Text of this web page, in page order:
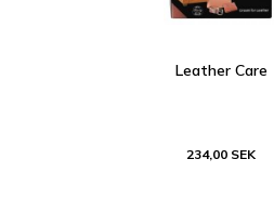
Leather Care
234,00 SEK